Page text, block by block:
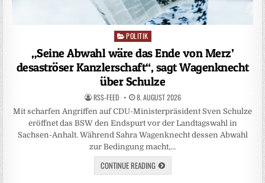
Posted
in
POLITIK
„Seine Abwahl wäre das Ende von Merz’
desaströser Kanzlerschaft“, sagt Wagenknecht
über Schulze
RSS-FEED 8. AUGUST 2026
Mit scharfen Angriffen auf CDU-Ministerpräsident Sven Schulze
eröffnet das BSW den Endspurt vor der Landtagswahl in
Sachsen-Anhalt. Während Sahra Wagenknecht dessen Abwahl
zur Bedingung macht,…
CONTINUE READING